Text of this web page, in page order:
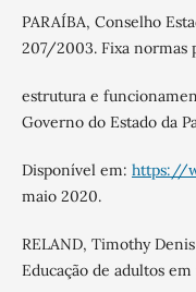
PARAÍBA, Conselho
207/2003. Fixa normas
estrutura e
Governo do Estado da
Disponível em: https://
maio 2020.
RELAND, Timothy
Educação de adultos